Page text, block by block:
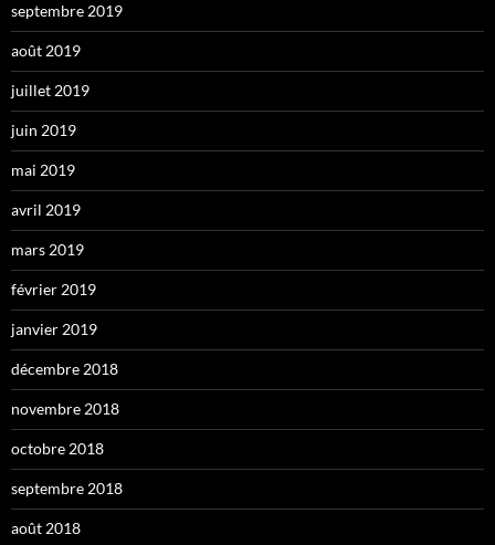
septembre 2019
août 2019
juillet 2019
juin 2019
mai 2019
avril 2019
mars 2019
février 2019
janvier 2019
décembre 2018
novembre 2018
octobre 2018
septembre 2018
août 2018